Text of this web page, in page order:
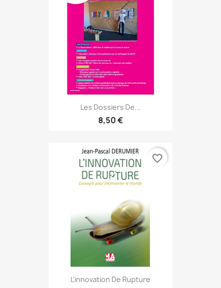
Les Dossiers De...
8,50 €
L'innovation De Rupture
favorite_border